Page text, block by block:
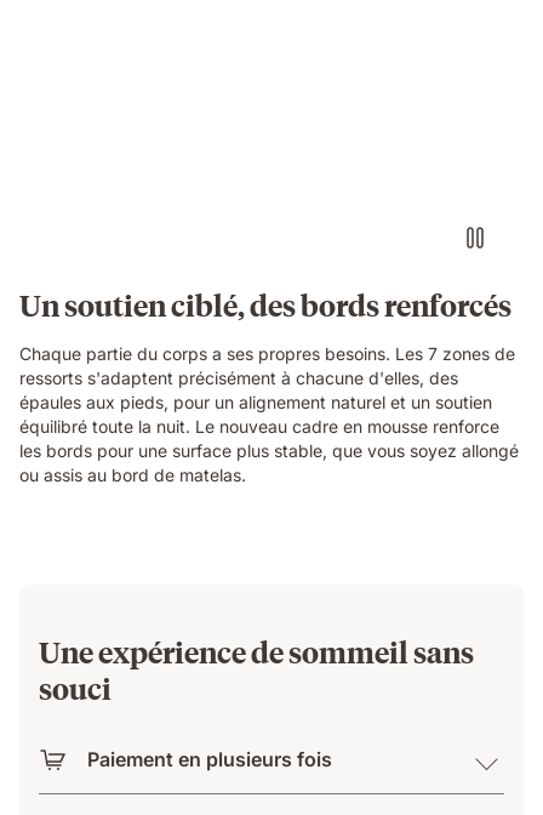
Original
mattress
with
a
layers
view
showing
Un soutien ciblé, des bords renforcés
Chaque partie du corps a ses propres besoins. Les 7 zones de
ressorts s'adaptent précisément à chacune d'elles, des
épaules aux pieds, pour un alignement naturel et un soutien
équilibré toute la nuit. Le nouveau cadre en mousse renforce
les bords pour une surface plus stable, que vous soyez allongé
ou assis au bord de matelas.
Une expérience de sommeil sans
souci
Paiement en plusieurs fois